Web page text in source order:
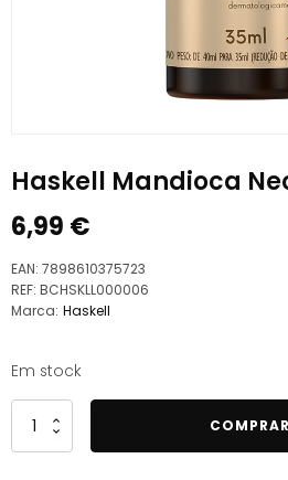
Haskell Mandioca
6,99 €
EAN: 7898610375723
REF: BCHSKLL000006
Marca: Haskell
Em stock
Quantidade
de
COMPRAR